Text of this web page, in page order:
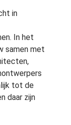
in
In het
samen met
tot de
daar zijn